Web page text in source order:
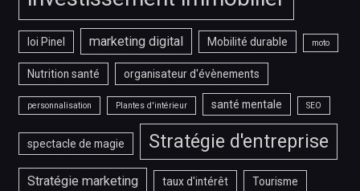
loi Pinel marketing digital Mobilité durable moto
Nutrition santé organisateur d'évènements
personnalisation Plantes d'intérieur santé mentale SEO
spectacle de magie Stratégie d'entreprise
Stratégie marketing taux d'intérêt Tourisme